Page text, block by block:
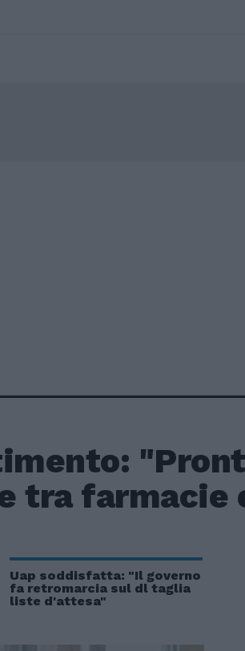
tra farmacie
Uap soddisfatta: "Il governo
fa retromarcia sul dl taglia
liste d'attesa"